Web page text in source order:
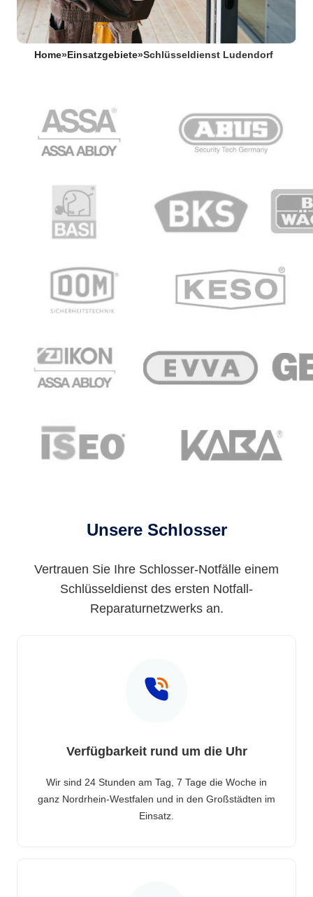
Home» Einsatzgebiete»Schlüsseldienst Ludendorf
Unsere Schlosser
Vertrauen Sie Ihre Schlosser-Notfälle einem
Schlüsseldienst des ersten Notfall-
Reparaturnetzwerks an.
Verfügbarkeit rund um die Uhr
Wir sind 24 Stunden am Tag, 7 Tage die Woche in
ganz Nordrhein-Westfalen und in den Großstädten im
Einsatz.